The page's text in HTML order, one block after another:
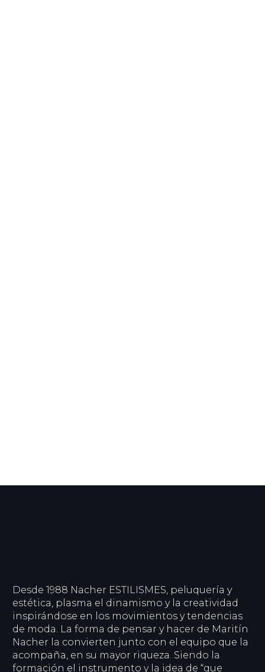
Desde 1988 Nacher ESTILISMES, peluquería y
estética, plasma el dinamismo y la creatividad
inspirándose en los movimientos y tendencias
de moda. La forma de pensar y hacer de Maritín
Nacher la convierten junto con el equipo que la
acompaña, en su mayor riqueza. Siendo la
formación el instrumento y la idea de “que